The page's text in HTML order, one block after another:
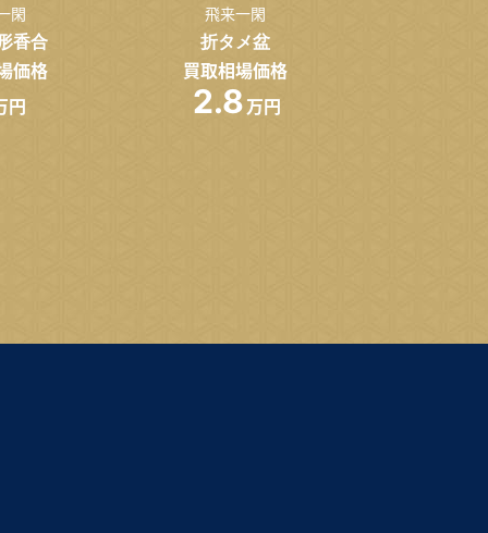
閑
香合
価格
円
飛来一閑
折タメ盆
買取相場価格
2.8 万円